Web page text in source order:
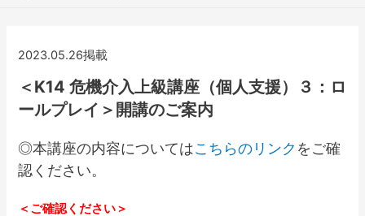
2023.05.26掲載
＜K14 危機介入上級講座（個人支援）３：ロ
ールプレイ＞開講のご案内
◎本講座の内容についてはこちらのリンク をご確
認ください。
＜ご確認ください＞